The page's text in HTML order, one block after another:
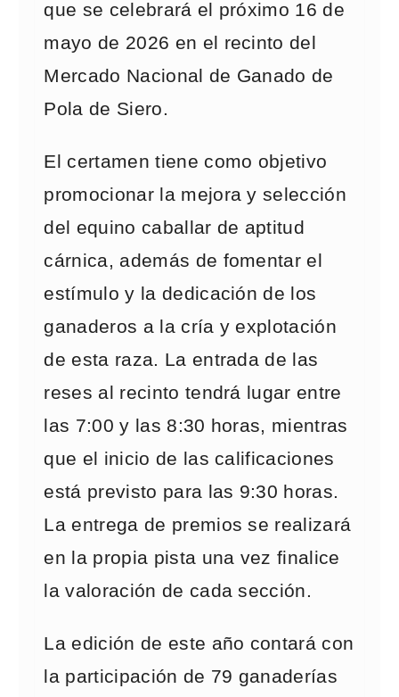
que se celebrará el próximo 16 de
mayo de 2026 en el recinto del
Mercado Nacional de Ganado de
Pola de Siero.
El certamen tiene como objetivo
promocionar la mejora y selección
del equino caballar de aptitud
cárnica, además de fomentar el
estímulo y la dedicación de los
ganaderos a la cría y explotación
de esta raza. La entrada de las
reses al recinto tendrá lugar entre
las 7:00 y las 8:30 horas, mientras
que el inicio de las calificaciones
está previsto para las 9:30 horas.
La entrega de premios se realizará
en la propia pista una vez finalice
la valoración de cada sección.
La edición de este año contará con
la participación de 79 ganaderías